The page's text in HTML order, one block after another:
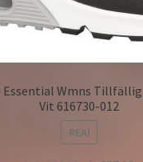
Essential Wmns
Vit 616730-012
REA!